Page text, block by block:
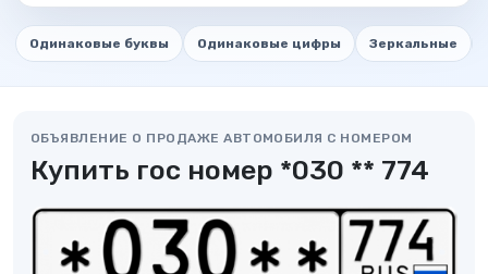
Одинаковые буквы Одинаковые цифры Зеркальные
ОБЪЯВЛЕНИЕ О ПРОДАЖЕ АВТОМОБИЛЯ С НОМЕРОМ
Купить гос номер *030 ** 774